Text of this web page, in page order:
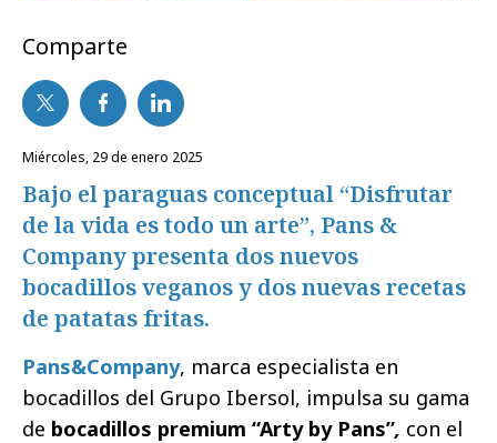
Comparte
miércoles, 29 de enero 2025
Bajo el paraguas conceptual “Disfrutar
de la vida es todo un arte”, Pans &
Company presenta dos nuevos
bocadillos veganos y dos nuevas recetas
de patatas fritas.
Pans&Company, marca especialista en
bocadillos del Grupo Ibersol, impulsa su gama
de bocadillos premium “Arty by Pans”, con el